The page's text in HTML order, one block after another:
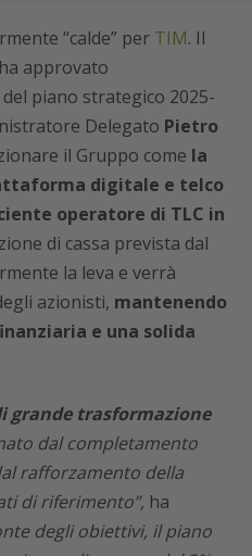
“calde” per TIM. Il
approvato
piano strategico 2025-
Delegato Pietro
il Gruppo come la
digitale e telco
operatore di TLC in
di cassa prevista dal
la leva e verrà
azionisti, mantenendo
e una solida
grande trasformazione
dal completamento
rafforzamento della
di riferimento”, ha
degli obiettivi, il piano